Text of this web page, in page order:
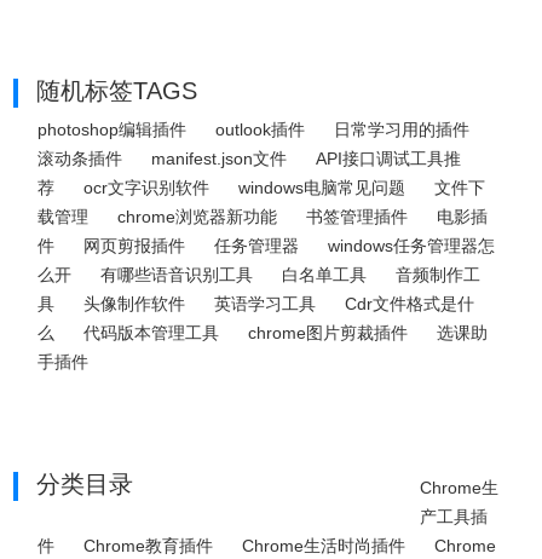
随机标签TAGS
photoshop编辑插件 outlook插件
日常学习用的插件
滚动条插件
manifest.json文件
API接口调试工具推
荐
ocr文字识别软件 windows电脑常见问题
文件下
载管理
chrome浏览器新功能 书签管理插件
电影插
件
网页剪报插件 任务管理器
windows任务管理器怎
么开
有哪些语音识别工具 白名单工具
音频制作工
具
头像制作软件 英语学习工具
Cdr文件格式是什
么
代码版本管理工具 chrome图片剪裁插件
选课助
手插件
分类目录
Chrome生
产工具插
件
Chrome教育插件 Chrome生活时尚插件
Chrome